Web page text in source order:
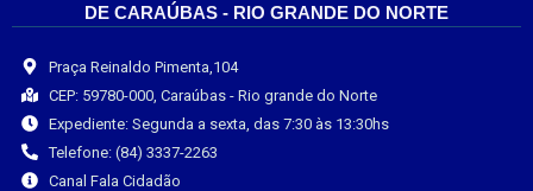
DE CARAÚBAS - RIO GRANDE DO NORTE
Praça Reinaldo Pimenta,104
CEP: 59780-000, Caraúbas - Rio grande do Norte
Expediente: Segunda a sexta, das 7:30 às 13:30hs
Telefone: (84) 3337-2263
Canal Fala Cidadão